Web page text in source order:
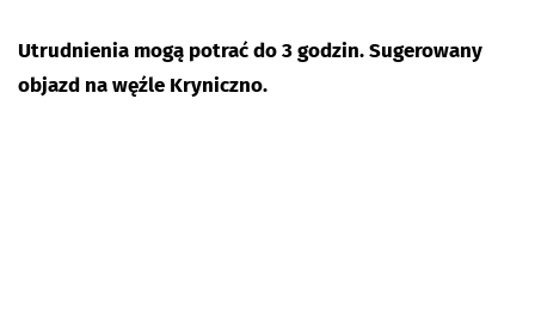
Utrudnienia mogą potrać do 3 godzin. Sugerowany
objazd na węźle Kryniczno.